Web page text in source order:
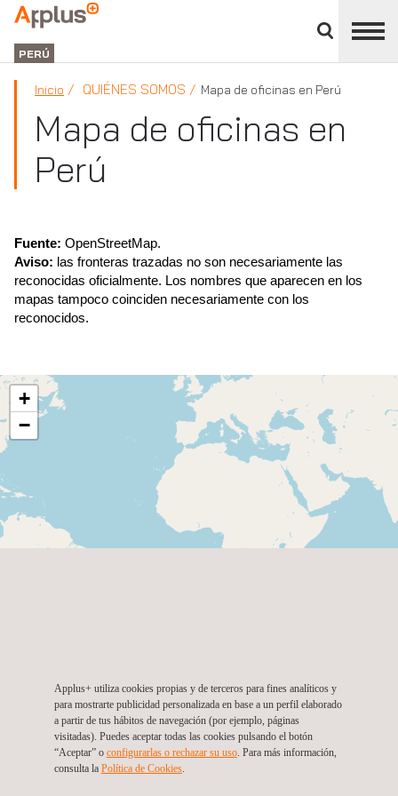
panel
Applus+
GROUP
PERÚ
Inicio QUIÉNES SOMOS Mapa de oficinas en Perú
Mapa de oficinas en
Perú
Fuente: OpenStreetMap.
Aviso: las fronteras trazadas no son necesariamente las
reconocidas oficialmente. Los nombres que aparecen en los
mapas tampoco coinciden necesariamente con los
reconocidos.
+
−
Applus+ utiliza cookies propias y de terceros para fines analíticos y
para mostrarte publicidad personalizada en base a un perfil elaborado
a partir de tus hábitos de navegación (por ejemplo, páginas
visitadas). Puedes aceptar todas las cookies pulsando el botón
“Aceptar” o configurarlas o rechazar su uso. Para más información,
consulta la Política de Cookies. ​